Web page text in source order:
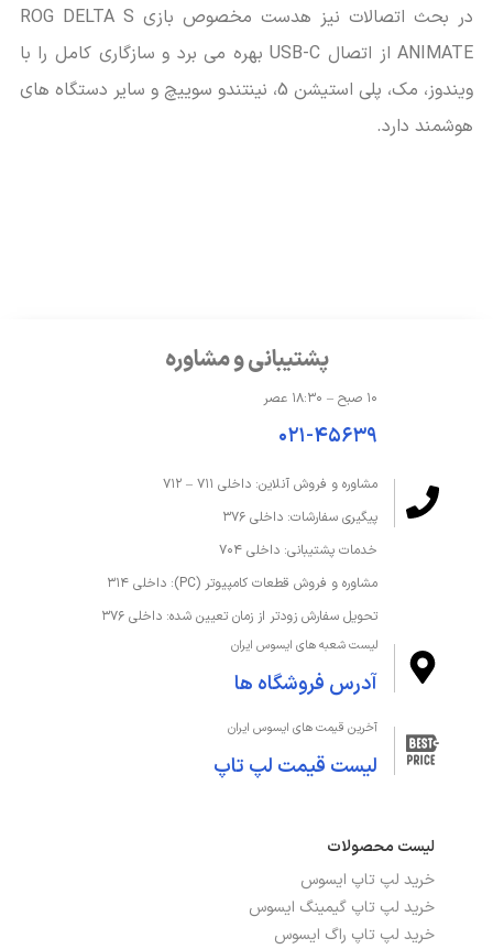
در بحث اتصالات نیز هدست مخصوص بازی ROG DELTA S
ANIMATE از اتصال USB-C بهره می برد و سازگاری کامل را با
ویندوز، مک، پلی استیشن 5، نینتندو سوییچ و سایر دستگاه های
هوشمند دارد.
پشتیبانی و مشاوره
۱۰ صبح – ۱۸:۳۰ عصر
۰۲۱-۴۵۶۳۹
مشاوره و فروش آنلاین: داخلی ۷۱۱ – ۷۱۲
پیگیری سفارشات: داخلی ۳۷۶
خدمات پشتیبانی: داخلی ۷۰۴
مشاوره و فروش قطعات کامپیوتر (PC): داخلی ۳۱۴
تحویل سفارش زودتر از زمان تعیین شده: داخلی ۳۷۶
لیست شعبه های ایسوس ایران
آدرس فروشگاه ها
آخرین قیمت های ایسوس ایران
لیست قیمت لپ تاپ
لیست محصولات
خرید لپ تاپ ایسوس
خرید لپ تاپ گیمینگ ایسوس
خرید لپ تاپ راگ ایسوس